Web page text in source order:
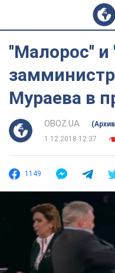
''Малорос''
Мураева в
OBOZ.UA
1.12.2018 12:37
1149